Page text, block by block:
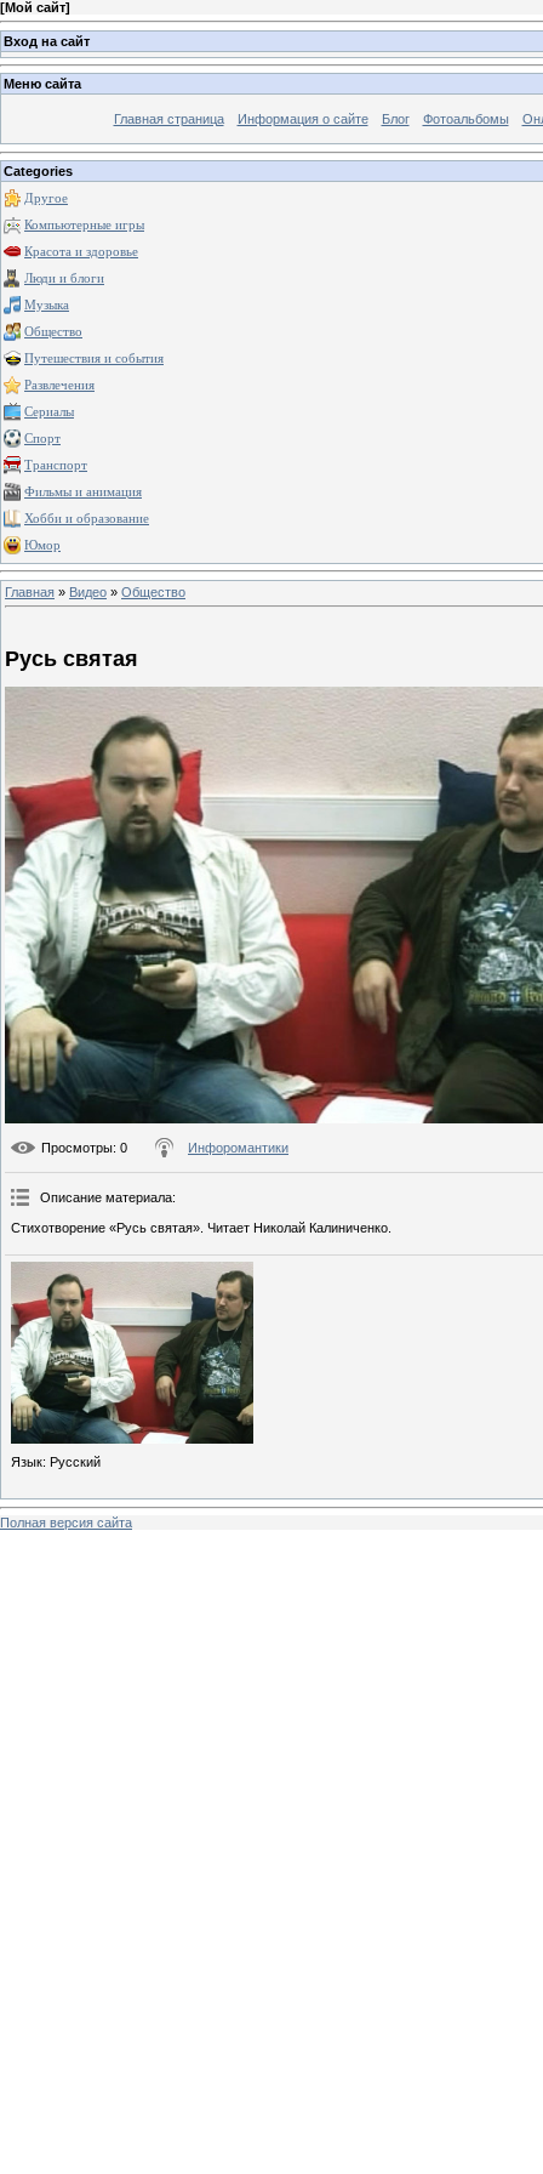
[Мой сайт]
Вход на сайт
Меню сайта
Главная страница Информация о сайте Блог Фотоальбомы
Categories
Другое
Компьютерные игры
Красота и здоровье
Люди и блоги
Музыка
Общество
Путешествия и события
Развлечения
Сериалы
Спорт
Транспорт
Фильмы и анимация
Хобби и образование
Юмор
Главная » Видео » Общество
Русь святая
Просмотры: 0 Инфоромантики
Описание материала:
Стихотворение «Русь святая». Читает Николай Калиниченко.
Язык: Русский
Полная версия сайта